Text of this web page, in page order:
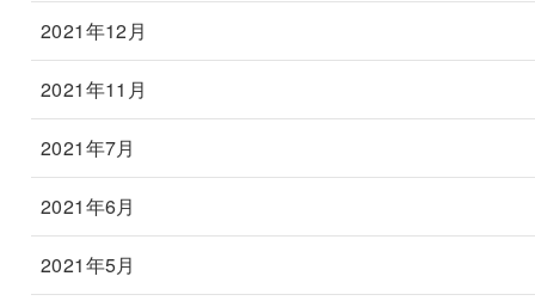
2021年12月
2021年11月
2021年7月
2021年6月
2021年5月